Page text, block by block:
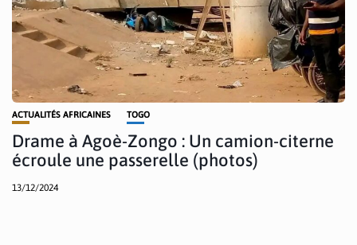
ACTUALITÉS AFRICAINES TOGO
Drame à Agoè-Zongo : Un camion-citerne
écroule une passerelle (photos)
13/12/2024